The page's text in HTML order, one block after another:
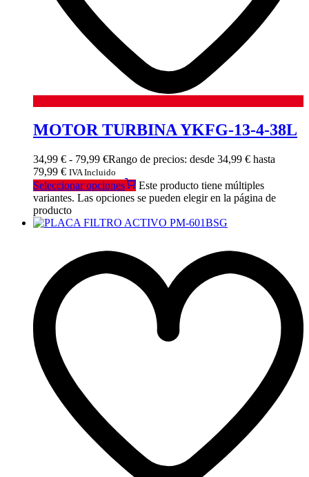
MOTOR TURBINA YKFG-13-4-38L
34,99 € - 79,99 €Rango de precios: desde 34,99 € hasta
79,99 € IVA Incluido
Seleccionar opciones
Este producto tiene múltiples
variantes. Las opciones se pueden elegir en la página de
producto